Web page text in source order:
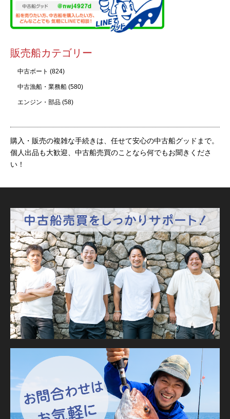
販売船カテゴリー
中古ボート (824)
中古漁船・業務船 (580)
エンジン・部品 (58)
購入・販売の複雑な手続きは、任せて安心の中古船グッドまで。
個人出品も大歓迎、中古船売買のことなら何でもお聞きくださ
い！